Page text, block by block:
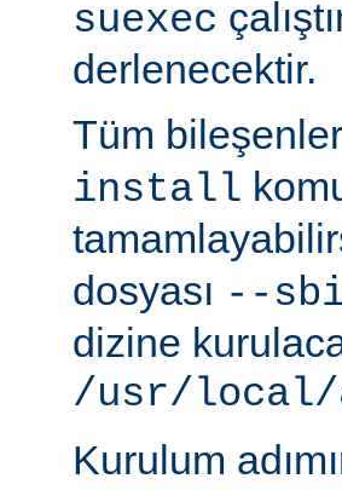
suexec
derlenecektir.
Tüm
install
dosyası --
dizine
/usr/local/
Kurulum